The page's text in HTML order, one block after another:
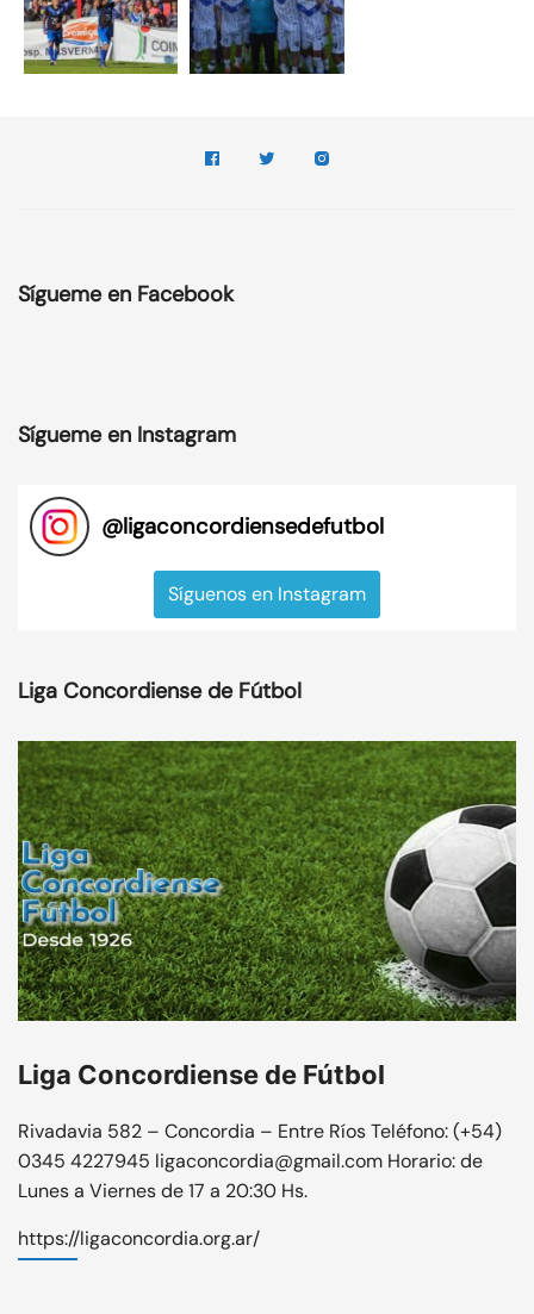
Sígueme en Facebook
Sígueme en Instagram
@ligaconcordiensedefutbol
Síguenos en Instagram
Liga Concordiense de Fútbol
Liga Concordiense de Fútbol
Rivadavia 582 – Concordia – Entre Ríos Teléfono: (+54)
0345 4227945 ligaconcordia@gmail.com Horario: de
Lunes a Viernes de 17 a 20:30 Hs.
https://ligaconcordia.org.ar/